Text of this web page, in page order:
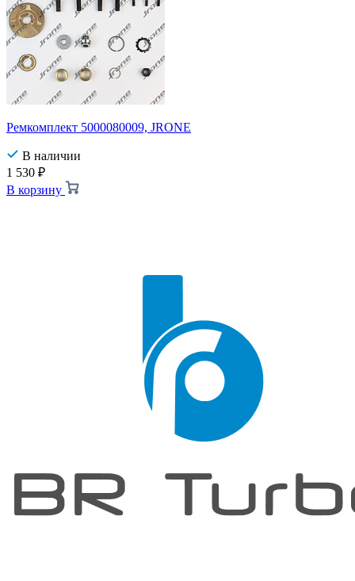
Ремкомплект 5000080009, JRONE
В наличии
1 530 ₽
В корзину